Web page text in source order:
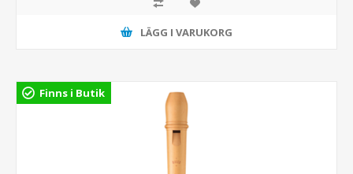
LÄGG I VARUKORG
Finns i Butik